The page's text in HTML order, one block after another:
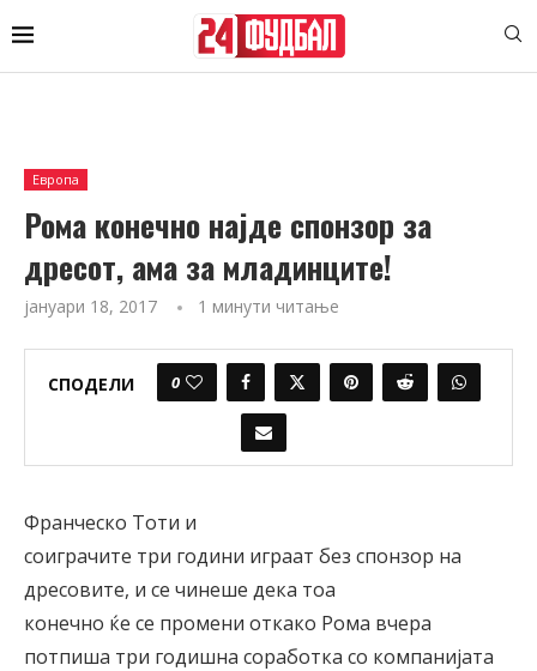
Европа
Рома конечно најде спонзор за
дресот, ама за младинците!
јануари 18, 2017 1 минути читање
СПОДЕЛИ 0
Франческо Тоти и
соиграчите три години играат без спонзор на
дресовите, и се чинеше дека тоа
конечно ќе се промени откако Рома вчера
потпиша три годишна соработка со компанијата